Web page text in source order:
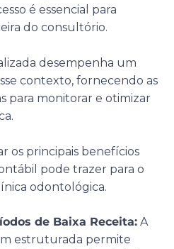
é essencial para
do consultório.
desempenha um
contexto, fornecendo as
para monitorar e otimizar
os principais benefícios
pode trazer para o
odontológica.
de Baixa Receita: A
estruturada permite